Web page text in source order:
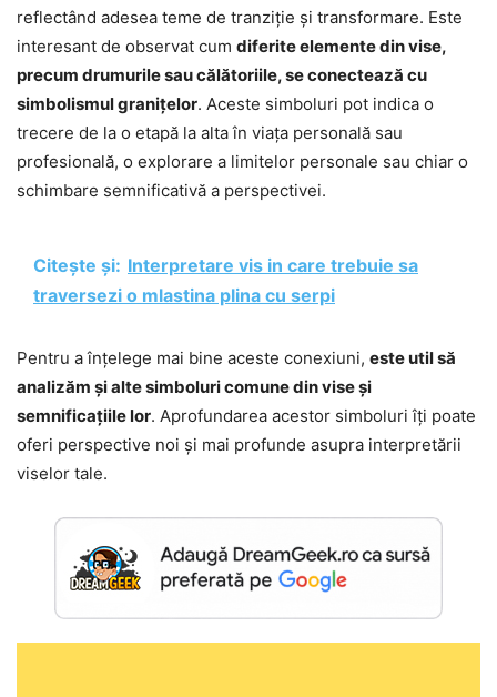
reflectând adesea teme de tranziție și transformare. Este
interesant de observat cum diferite elemente din vise,
precum drumurile sau călătoriile, se conectează cu
simbolismul granițelor. Aceste simboluri pot indica o
trecere de la o etapă la alta în viața personală sau
profesională, o explorare a limitelor personale sau chiar o
schimbare semnificativă a perspectivei.
Citește și: Interpretare vis in care trebuie sa
traversezi o mlastina plina cu serpi
Pentru a înțelege mai bine aceste conexiuni, este util să
analizăm și alte simboluri comune din vise și
semnificațiile lor. Aprofundarea acestor simboluri îți poate
oferi perspective noi și mai profunde asupra interpretării
viselor tale.